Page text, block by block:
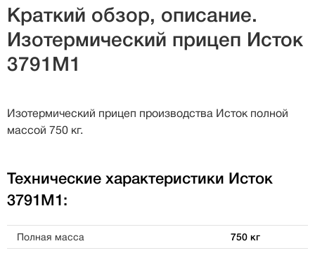
Краткий обзор, описание.
Изотермический прицеп Исток
3791M1
Изотермический прицеп производства Исток полной
массой 750 кг.
Технические характеристики Исток
3791M1:
Полная масса 750 кг